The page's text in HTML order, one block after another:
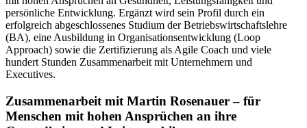
persönliche Entwicklung. Ergänzt wird sein Profil durch ein
erfolgreich abgeschlossenes Studium der Betriebswirtschaftslehre
(BA), eine Ausbildung in Organisationsentwicklung (Loop
Approach) sowie die Zertifizierung als Agile Coach und viele
hundert Stunden Zusammenarbeit mit Unternehmern und
Executives.
Zusammenarbeit mit Martin Rosenauer – für
Menschen mit hohen Ansprüchen an ihre